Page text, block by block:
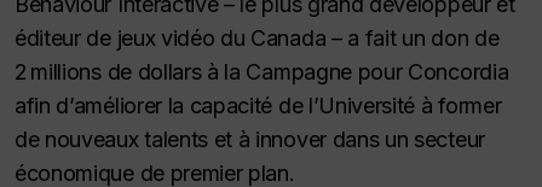
éditeur de jeux vidéo du Canada – a fait un don de
2 millions de dollars à la Campagne pour Concordia
afin d’améliorer la capacité de l’Université à former
de nouveaux talents et à innover dans un secteur
économique de premier plan.